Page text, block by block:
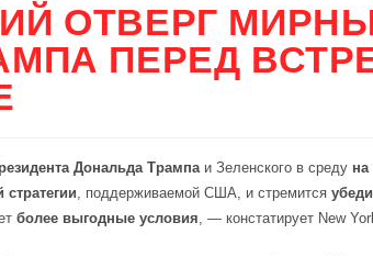
ОТВЕРГ
ПЕРЕД
Дональда Трампа и Зеленского в среду
, поддерживаемой США, и стремится
более выгодные условия, — констатирует New